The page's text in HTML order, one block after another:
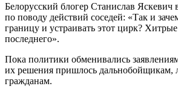
Белорусский блогер Станислав Яскевич
по поводу действий соседей: «Так и
границу и устраивать этот цирк?
последнего».
Пока политики обменивались
их решения пришлось дальнобойщикам,
гражданам.